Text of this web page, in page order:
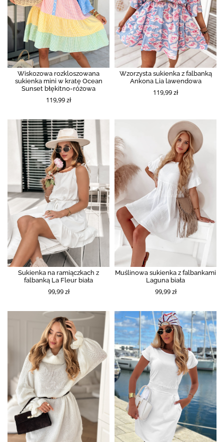
Wiskozowa rozkloszowana
sukienka mini w kratę Ocean
Sunset błękitno-różowa
119,99 zł
Wzorzysta sukienka z falbanką
Ankona Lia lawendowa
119,99 zł
Sukienka na ramiączkach z
falbanką La Fleur biała
99,99 zł
Muślinowa sukienka z falbankami
Laguna biała
99,99 zł